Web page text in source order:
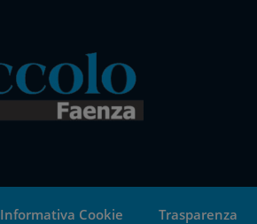
Informativa Cookie Trasparenza